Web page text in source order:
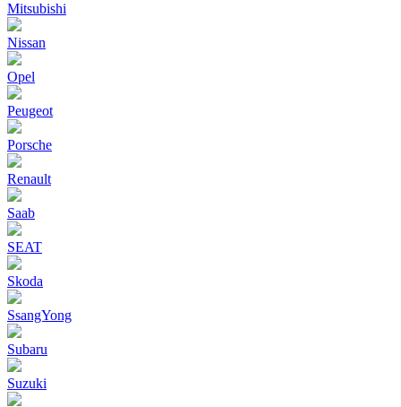
Mitsubishi
Nissan
Opel
Peugeot
Porsche
Renault
Saab
SEAT
Skoda
SsangYong
Subaru
Suzuki